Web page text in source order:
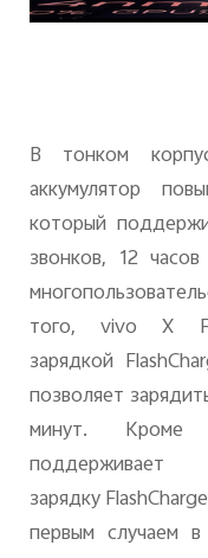
В тонком
аккумулятор
который
звонков, 12
того,vivo X
зарядкой
позволяет
минут. Кроме
зарядкуFlashCharge
первым случаем